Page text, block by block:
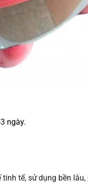
ngày.
tế, sử dụng bền